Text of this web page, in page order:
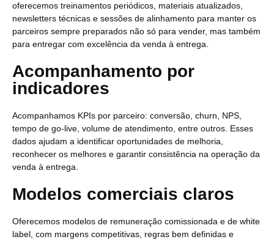
oferecemos treinamentos periódicos, materiais atualizados,
newsletters técnicas e sessões de alinhamento para manter os
parceiros sempre preparados não só para vender, mas também
para entregar com excelência da venda à entrega.
Acompanhamento por
indicadores
Acompanhamos KPIs por parceiro: conversão, churn, NPS,
tempo de go-live, volume de atendimento, entre outros. Esses
dados ajudam a identificar oportunidades de melhoria,
reconhecer os melhores e garantir consistência na operação da
venda à entrega.
Modelos comerciais claros
Oferecemos modelos de remuneração comissionada e de white
label, com margens competitivas, regras bem definidas e